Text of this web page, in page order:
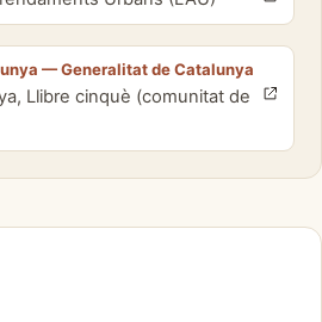
— Generalitat de Catalunya
Llibre cinquè (comunitat de